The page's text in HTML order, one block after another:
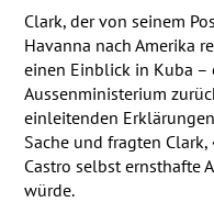
Clark, der von seinem
Havanna nach Amerika
einen Einblick in Kuba –
Aussenministerium
einleitenden
Sache und fragten
Castro selbst ernsthafte
würde.